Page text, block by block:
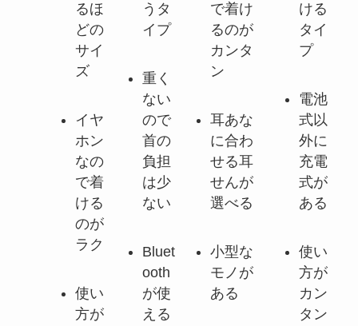
るほ
どの
サイ
ズ
イヤ
ホン
なの
で着
ける
のが
ラク
使い
方が
うタ
イプ
重く
ない
ので
首の
負担
は少
ない
Bluet
ooth
が使
える
で着け
るのが
カンタ
ン
耳あな
に合わ
せる耳
せんが
選べる
小型な
モノが
ある
ける
タイ
プ
電池
式以
外に
充電
式が
ある
使い
方が
カン
タン